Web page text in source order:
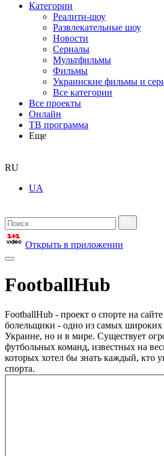
Категории
Реалити-шоу
Развлекательные шоу
Новости
Сериалы
Мультфильмы
Фильмы
Украинские фильмы и
Все категории
Все проекты
Онлайн
ТВ программа
Еще
RU
UA
Открыть в приложении
FootballHub
FootballHub - проект о спорте на
болельщики - одно из самых широких
Украине, но и в мире. Существует
футбольных команд, известных на
которых хотел бы знать каждый, кто
спорта.